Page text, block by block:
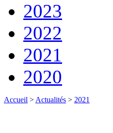
2023
2022
2021
2020
Accueil > Actualités > 2021